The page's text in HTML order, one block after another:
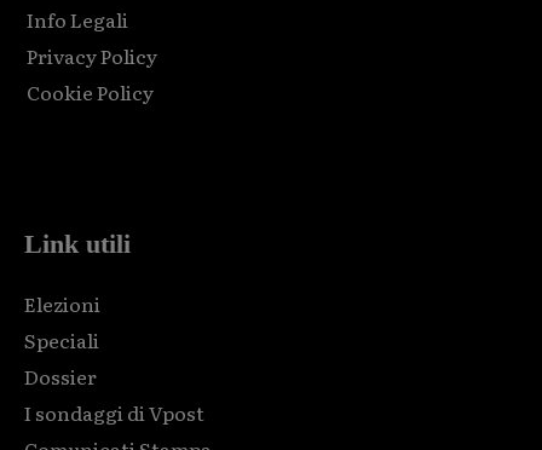
Info Legali
Privacy Policy
Cookie Policy
Link utili
Elezioni
Speciali
Dossier
I sondaggi di Vpost